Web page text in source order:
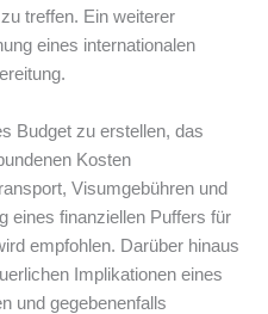
treffen. Ein weiterer
eines internationalen
Budget zu erstellen, das
Kosten
Visumgebühren und
eines finanziellen Puffers für
empfohlen. Darüber hinaus
Implikationen eines
und gegebenenfalls